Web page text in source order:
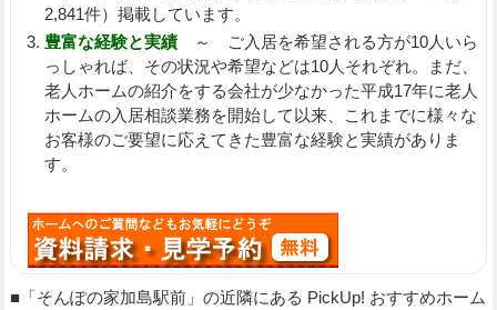
2,841件）掲載しています。
豊富な経験と実績～ ご入居を希望される方が10人いら
っしゃれば、その状況や希望などは10人それぞれ。まだ、
老人ホームの紹介をする会社が少なかった平成17年に老人
ホームの入居相談業務を開始して以来、これまでに様々な
お客様のご要望に応えてきた豊富な経験と実績がありま
す。
■「そんぽの家加島駅前」の近隣にある PickUp! おすすめホーム